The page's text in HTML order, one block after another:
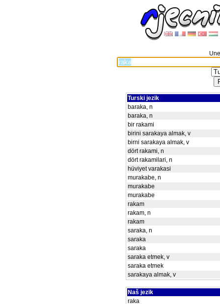
Turski jezik
baraka, n
baraka, n
bir rakami
birini sarakaya almak, v
birni sarakaya almak, v
dört rakami, n
dört rakamilari, n
hüviyet varakasi
murakabe, n
murakabe
murakabe
rakam
rakam, n
rakam
saraka, n
saraka
saraka
saraka etmek, v
saraka etmek
sarakaya almak, v
Naš jezik
raka